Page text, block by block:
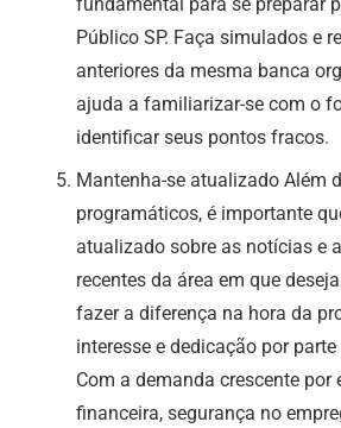
Público SP. Faça simulados e
anteriores da mesma banca
ajuda a familiarizar-se com o
identificar seus pontos fracos.
Mantenha-se atualizado Além
programáticos, é importante
atualizado sobre as notícias e
recentes da área em que
fazer a diferença na hora da
interesse e dedicação por
Com a demanda crescente por
financeira, segurança no